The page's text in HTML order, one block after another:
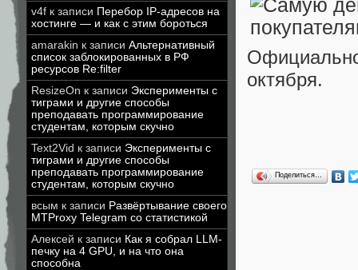
v4f к записи Перебор IP-адресов на
хостинге — и как с этим бороться
amarakin к записи Альтернативный
список заблокированных в РФ
ресурсов Re:filter
ResizeOn к записи Эксперименты с
тиграми и другие способы
преподавать программирование
студентам, которым скучно
Text2Vid к записи Эксперименты с
тиграми и другие способы
преподавать программирование
студентам, которым скучно
всым к записи Развёртывание своего
MTProxy Telegram со статистикой
Алексей к записи Как я собрал LLM-
печку на 4 GPU, и на что она
способна
октября.
Поделиться…